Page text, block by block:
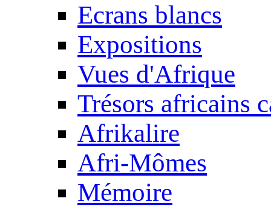
Ecrans blancs
Expositions
Vues d'Afrique
Trésors africains
Afrikalire
Afri-Mômes
Mémoire